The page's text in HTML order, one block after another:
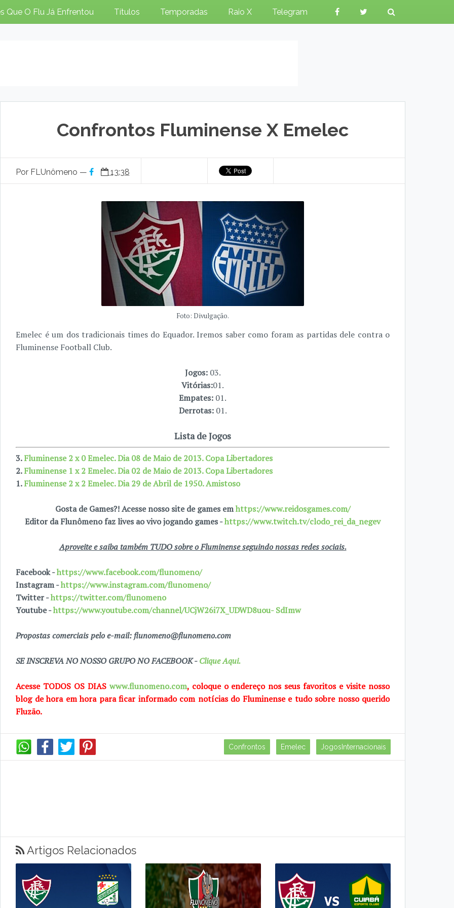
Que O Flu Já Enfrentou Títulos Temporadas Raio X Telegram
Confrontos Fluminense X Emelec
Por FLUnômeno — 13:38
Foto: Divulgação.
Emelec é um dos tradicionais times do Equador. Iremos saber como foram as partidas dele contra o
Fluminense Football Club.
Jogos: 03.
Vitórias:01.
Empates: 01.
Derrotas: 01.
Lista de Jogos
3.Fluminense 2 x 0 Emelec. Dia 08 de Maio de 2013. Copa Libertadores
2.Fluminense 1 x 2 Emelec. Dia 02 de Maio de 2013. Copa Libertadores
1.Fluminense 2 x 2 Emelec. Dia 29 de Abril de 1950. Amistoso
Gosta de Games?! Acesse nosso site de games emhttps://www.reidosgames.com/
Editor da Flunômeno faz lives ao vivo jogando games -https://www.twitch.tv/clodo_rei_da_negev
Aproveite e saiba também TUDO sobre o Fluminense seguindo nossas redes sociais.
Facebook -https://www.facebook.com/flunomeno/
Instagram -https://www.instagram.com/flunomeno/
Twitter -https://twitter.com/flunomeno
Youtube -https://www.youtube.com/channel/UCjW26i7X_UDWD8uou- SdImw
Propostas comerciais pelo e-mail: flunomeno@flunomeno.com
SE INSCREVA NO NOSSO GRUPO NO FACEBOOK -Clique Aqui.
Acesse TODOS OS DIAS www.flunomeno.com, coloque o endereço nos seus favoritos e visite nosso
blog de hora em hora para ficar informado com notícias do Fluminense e tudo sobre nosso querido
Fluzão.
Confrontos Emelec JogosInternacionais
Artigos Relacionados